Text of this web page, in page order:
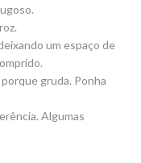
um espaço de
gruda. Ponha
Algumas